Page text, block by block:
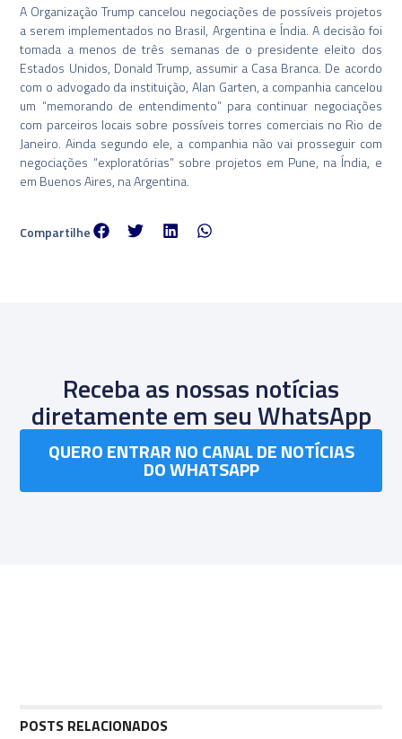
A Organização Trump cancelou negociações de possíveis projetos
a serem implementados no Brasil, Argentina e Índia. A decisão foi
tomada a menos de três semanas de o presidente eleito dos
Estados Unidos, Donald Trump, assumir a Casa Branca. De acordo
com o advogado da instituição, Alan Garten, a companhia cancelou
um “memorando de entendimento” para continuar negociações
com parceiros locais sobre possíveis torres comerciais no Rio de
Janeiro. Ainda segundo ele, a companhia não vai prosseguir com
negociações “exploratórias” sobre projetos em Pune, na Índia, e
em Buenos Aires, na Argentina.
Compartilhe
Receba as nossas notícias
diretamente em seu WhatsApp
QUERO ENTRAR NO CANAL DE NOTÍCIAS
DO WHATSAPP
POSTS RELACIONADOS